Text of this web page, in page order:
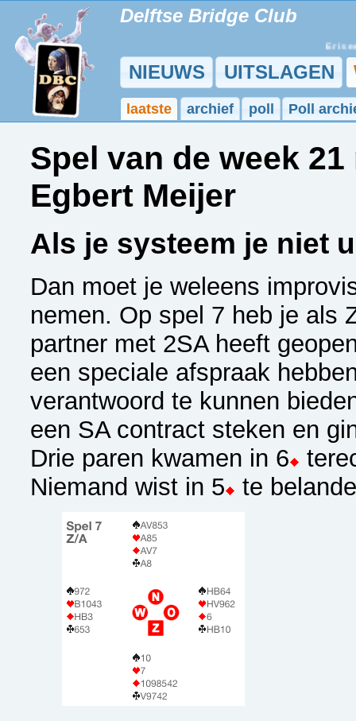
Delftse Bridge Club
Er is
NIEUWS UITSLAGEN
laatste archief poll Poll
Spel van de week
Egbert Meijer
Als je systeem je niet
Dan moet je weleens
nemen. Op spel 7 heb je als
partner met 2SA heeft
een speciale afspraak
verantwoord te kunnen
een SA contract steken en
Drie paren kwamen in 6
Niemand wist in 5
te